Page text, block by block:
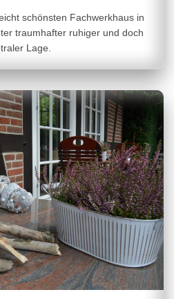
schönsten Fachwerkhaus in
traumhafter ruhiger und doch
Lage.